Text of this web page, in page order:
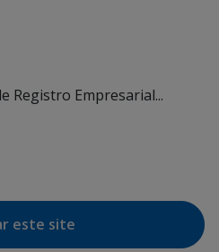
Registro Empresarial...
este site